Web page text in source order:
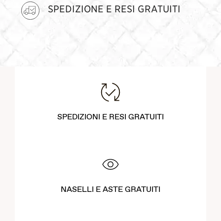
SPEDIZIONE E RESI GRATUITI
SPEDIZIONI E RESI GRATUITI
NASELLI E ASTE GRATUITI